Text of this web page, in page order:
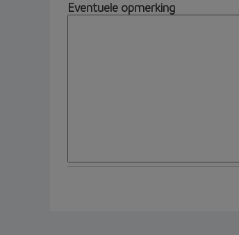
Eventuele opmerking